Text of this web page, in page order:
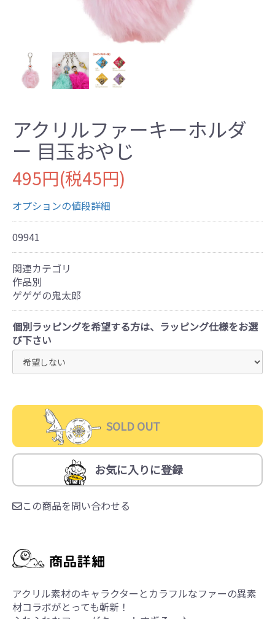
アクリルファーキーホルダ
ー 目玉おやじ
495円(税45円)
オプションの値段詳細
09941
関連カテゴリ
作品別
ゲゲゲの鬼太郎
個別ラッピングを希望する方は、ラッピング仕様をお選
び下さい
SOLD OUT
お気に入りに登録
この商品を問い合わせる
アクリル素材のキャラクターとカラフルなファーの異素
材コラボがとっても斬新！